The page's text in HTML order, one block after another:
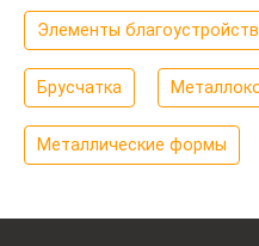
Элементы
Брусчатка
Металлические формы